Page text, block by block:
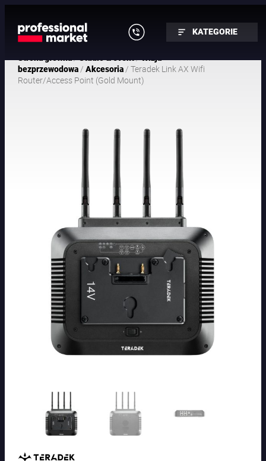
KATEGORIE
/ /
bezprzewodowa/Akcesoria/ Teradek Link AX Wifi
Router/Access Point (Gold Mount)